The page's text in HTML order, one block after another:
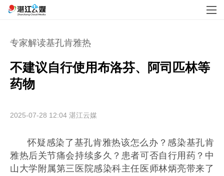
专家解读基孔肯雅热
不建议自行使用布洛芬、阿司匹林等
药物
2025-07-28 12:04 湛江云媒
怀疑感染了基孔肯雅热该怎么办？感染基孔肯
雅热后关节痛会持续多久？患者可否自行用药？中
山大学附属第三医院感染科主任医师林炳亮带来了